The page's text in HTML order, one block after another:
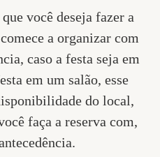
você deseja fazer a
a organizar com
caso a festa seja em
em um salão, esse
do local,
faça a reserva com,